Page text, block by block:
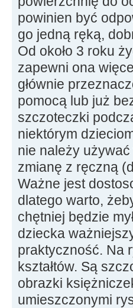
powinien być
go jedną ręką,
Od około 3 roku
zapewni ona
głównie
pomocą lub już
szczoteczki
niektórym
nie należy
zmianę z ręczną
Ważne jest
dlatego warto,
chętniej będzie
dziecka
praktyczność. Na
kształtów. Są
obrazki
umieszczonymi